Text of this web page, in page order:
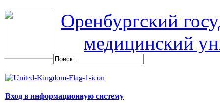
Оренбургский
медицинский
Вход в информационную систему